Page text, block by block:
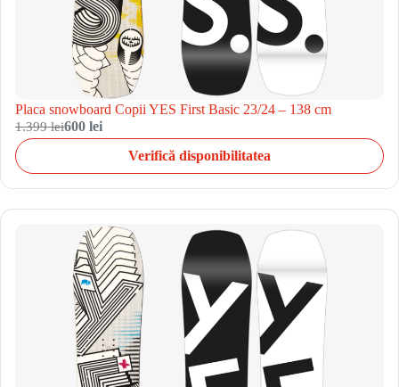
Placa snowboard Copii YES First Basic 23/24 – 138 cm
1.399 lei600 lei
Verifică disponibilitatea